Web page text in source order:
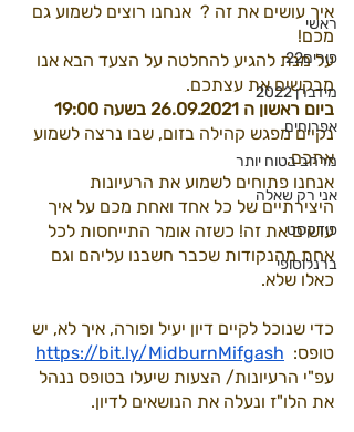
ראשי
פורים22
מידברן 2022
אפרוחים
מרחב בטוח יותר
אני רק שאלה
פודקסט
ברנלוסופי
איך עושים את זה ?  אנחנו רוצים לשמוע גם
מכם!
על מנת להגיע להחלטה על הצעד הבא אנו
מבקשים את עצתכם.
ביום ראשון ה 26.09.2021 בשעה 19:00
נקיים מפגש קהילה בזום, שבו נרצה לשמוע
אתכם,
אנחנו פתוחים לשמוע את הרעיונות
היצירתיים של כל אחד ואחת מכם על איך
עושים את זה! כשזה אומר התייחסות לכל
אחת מהנקודות שכבר חשבנו עליהם וגם
כאלו שלא.
כדי שנוכל לקיים דיון יעיל ופורה, איך לא, יש
טופס: https://bit.ly/MidburnMifgash
עפ"י הרעיונות/ הצעות שיעלו בטופס ננהל
את הלו"ז ונעלה את הנושאים לדיון.